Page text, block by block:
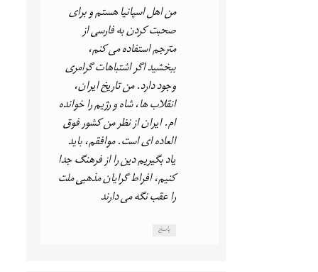
من اهل اسپانیا هستم و برای
صحبت کردن به فارسی از
مترجم استفاده می کنم،
ببخشید اگر اشتباهات گرامری
وجود دارد. من تاریخ ایران،
انقلاب ها، شاه و رژیم را خوانده
ام. ایران از نظر من کشور فوق
العاده ای است. موافقم، باید
یاد بگیریم دین را از فرهنگ جدا
کنیم، افراط گرایان مذهبی ملت
را عقب نگه می دارند
پاسخ